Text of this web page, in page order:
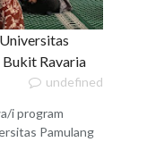
Bukit Ravaria
undefined
i program
Pamulang